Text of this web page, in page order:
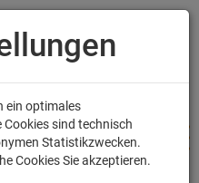
ANMELDEN
ein optimales
Cookies sind technisch
Statistikzwecken.
Cookies Sie akzeptieren.